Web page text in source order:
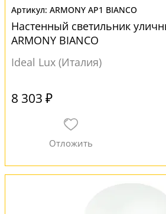
ARMONY AP1 BIANCO
Настенный светильник
ARMONY BIANCO
Ideal Lux (Италия)
8 303 ₽